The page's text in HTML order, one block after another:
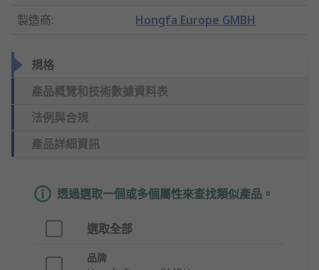
製造商: Hongfa Europe GMBH
規格
產品概覽和技術數據資料表
法例與合規
產品詳細資訊
透過選取一個或多個屬性來查找類似產品。
選取全部
品牌